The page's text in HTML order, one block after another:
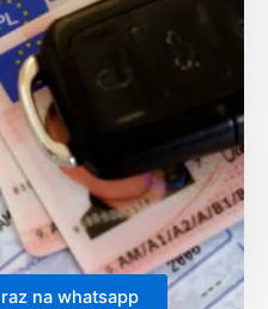
na whatsapp